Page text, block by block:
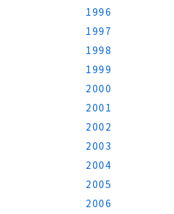
1996
1997
1998
1999
2000
2001
2002
2003
2004
2005
2006